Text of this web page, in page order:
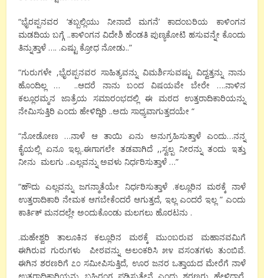
“ಭೈರಪ್ಪನವರ ‘ತಬ್ಬಲ್ಲಿಯು ನೀನಾದೆ ಮಗನೆ’ ಕಾದಂಬರಿಯ ಕಾಳಿಂಗನ
ಮಡದಿಯ ಬಗ್ಗೆ ..ಕಾಳಿಂಗನ ವಿದೇಶಿ ಹೆಂಡತಿ ಪುಣ್ಯಕೋಟಿ ಹಸುವನ್ನೇ ಕೊಂದು
ತಿನ್ನುತ್ತಾಳೆ …. .ಎಷ್ಟು ಕ್ರೋಧ ನೋಡು..”
“ಗುರುಗಳೇ ,ಭೈರಪ್ಪನವರ ಸಾಹಿತ್ಯವನ್ನು ವಿಮರ್ಶಿಸುವಷ್ಟು ವಿದ್ವತ್ತನ್ನು ನಾನು
ಹೊಂದಿಲ್ಲ … ..ಆದರೆ ನಾನು ಬಂದ ವಿಷಯವೇ ಬೇರೇ ….ನಾಳಿನ
ಕಲ್ಲೂರಮ್ಮನ ಜಾತ್ರೆಯ ಸಮಾರಂಭದಲ್ಲಿ ಈ ಮಠದ ಉತ್ತರಾದಿಕಾರಿಯನ್ನು
ನೇಮಿಸುತ್ತಿರಿ ಎಂದು ಹೇಳಿದ್ದಿರಿ ..ಅದು ಸಾಧ್ಯವಾಗುತ್ತದಯೇ “
“ನೋಡೋಣ …ನಾಳೆ ಆ ತಾಯಿ ಏನು ಅನುಗ್ರಹಿಸುತ್ತಾಳೆ ಎಂದು…ನನ್ನ
ಕೈಯಲ್ಲಿ ಏನೂ ಇಲ್ಲ..ಈಗಾಗಲೇ ತಡವಾಗಿದೆ ,,ಸ್ವಲ್ಪ ನೀರನ್ನು ತಂದು ಇತ್ತು
ನೀನು ಮಲಗು ..ಎಲ್ಲವನ್ನು ಅವಳು ನಿರ್ಧರಿಸುತ್ತಾಳೆ …”
“ಹೌದು ಎಲ್ಲವನ್ನು ಜಗನ್ಮಾತೆಯೇ ನಿರ್ಧರಿಸುತ್ತಾಳೆ .ಕಲ್ಲೂರಿನ ಮಠಕ್ಕೆ ನಾಳೆ
ಉತ್ತರಾದಿಕಾರಿ ನೇಮಕ ಆಗಬೇಕೆಂದರೆ ಆಗುತ್ತದೆ, ಇಲ್ಲ ಎಂದರೆ ಇಲ್ಲ ” ಎಂದು
ಕಾರ್ತಿಕ್ ಮನದಲ್ಲೇ ಅಂದುಕೊಂಡು ಮಲಗಲು ಹೊರಟನು .
.ಮಹೇಶ್ವರಿ ತಾಲೂಕಿನ ಕಲ್ಲೂರಿನ ಮಠಕ್ಕೆ ಮುಂಬರುವ ಮಹಾನವಮಿಗೆ
ಈಗಿರುವ ಗುರುಗಳು ಪೀಠವನ್ನು ಅಲಂಕರಿಸಿ ೫೪ ವಸಂತಗಳು ತುಂಬಿವೆ.
ಈಗಿನ ಶರಣರಿಗೆ ೭೦ ಸಮೀಪಿಸುತ್ತಿದೆ, ಊರ ಜನರ ಒತ್ತಾಯದ ಮೇರೆಗೆ ನಾಳೆ